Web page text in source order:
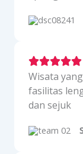
Wisata
fasilitas
dan sejuk